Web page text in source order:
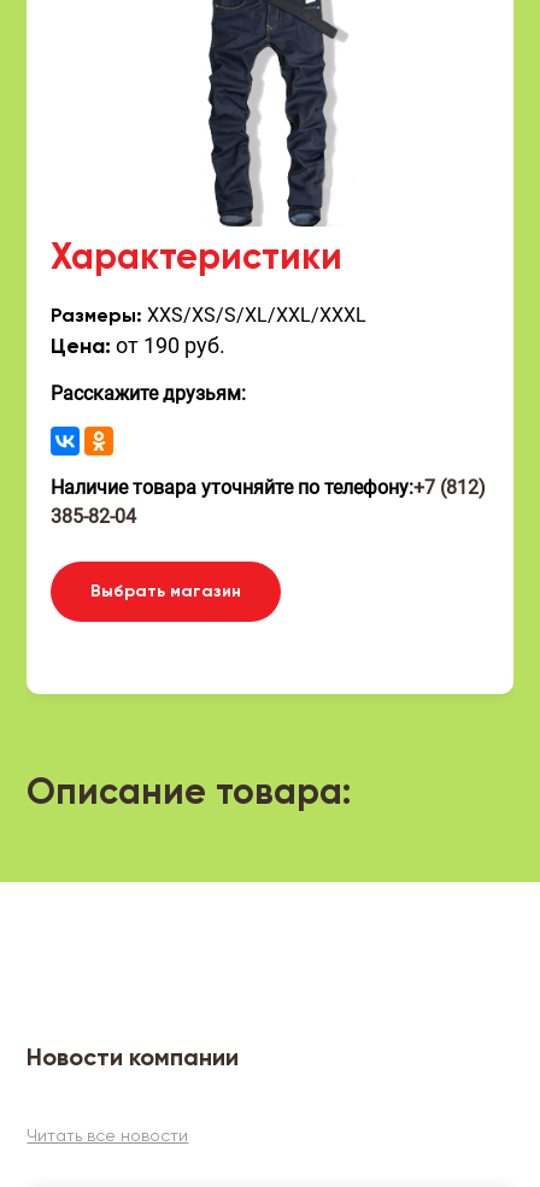
Характеристики
Размеры:XXS/XS/S/XL/XXL/XXXL
Цена: от 190 руб.
Расскажите друзьям:
Наличие товара уточняйте по телефону:+7 (812)
385-82-04
Выбрать магазин
Описание товара:
Новости компании
Читать все новости